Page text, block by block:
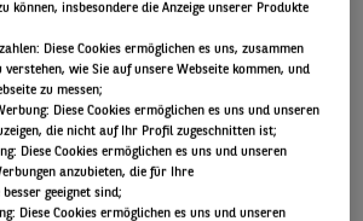
können, insbesondere die Anzeige unserer Produkte
Diese Cookies ermöglichen es uns, zusammen
wie Sie auf unsere Webseite kommen, und
zu messen;
Diese Cookies ermöglichen es uns und unseren
die nicht auf Ihr Profil zugeschnitten ist;
Diese Cookies ermöglichen es uns und unseren
anzubieten, die für Ihre
geeignet sind;
Diese Cookies ermöglichen es uns und unseren